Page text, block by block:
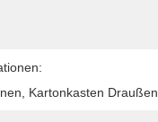
Kartonkasten Draußen